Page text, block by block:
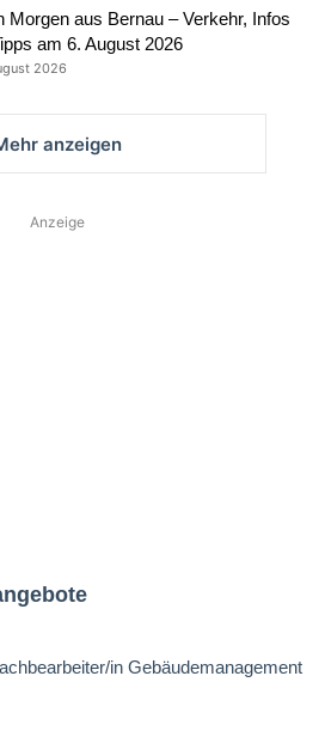
Morgen aus Bernau – Verkehr, Infos
am 6. August 2026
2026
anzeigen
Anzeige
in Gebäudemanagement